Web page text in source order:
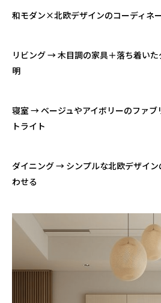
和モダン×北欧デザインのコーディネ
リビング → 木目調の家具＋落ち着い
明
寝室 → ベージュやアイボリーのファブ
トライト
ダイニング → シンプルな北欧デザイ
わせる